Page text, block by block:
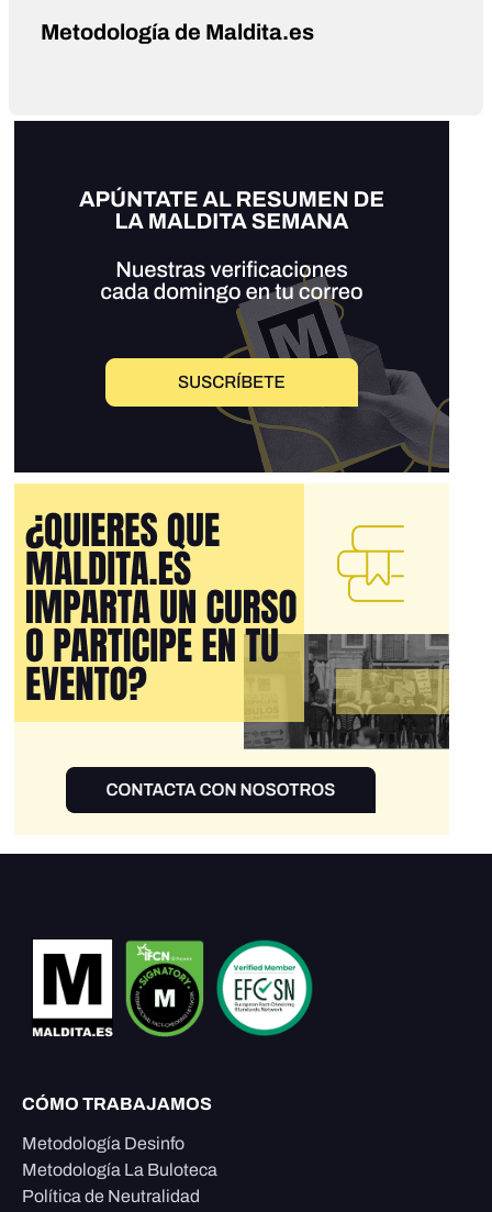
Metodología de Maldita.es
CÓMO TRABAJAMOS
Metodología Desinfo
Metodología La Buloteca
Política de Neutralidad